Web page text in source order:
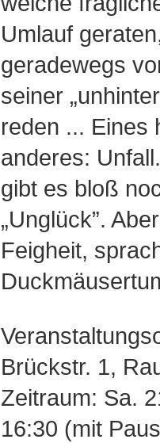
Umlauf
geradewegs
seiner
reden ... Eines
anderes:
gibt es bloß
„Unglück”.
Feigheit,
Brückstr. 1,
Zeitraum: Sa.
16:30 (mit